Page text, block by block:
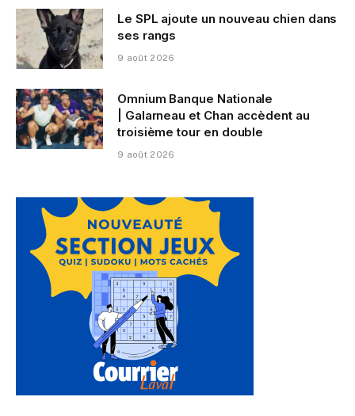
Le SPL ajoute un nouveau chien dans
ses rangs
9 août 2026
Omnium Banque Nationale
| Galarneau et Chan accèdent au
troisième tour en double
9 août 2026